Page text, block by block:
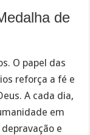
de
O papel das
reforça a fé e
A cada dia,
em
e